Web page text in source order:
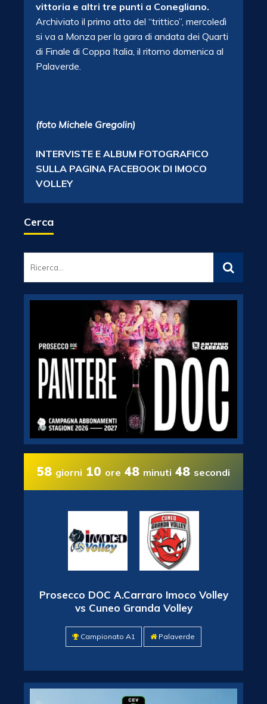
vittoria e altri tre punti a Conegliano.
Archiviato il primo atto del “trittico”, mercoledì
si va a Monza per la gara di andata dei Quarti
di Finale di Coppa Italia, il ritorno domenica al
Palaverde.
(foto Michele Gregolin)
INTERVISTE E ALBUM FOTOGRAFICO
SULLA PAGINA FACEBOOK DI IMOCO
VOLLEY
Cerca
58 giorni 10 ore 48 minuti 48 secondi
Prosecco DOC A.Carraro Imoco Volley
vs Cuneo Granda Volley
Campionato A1 Palaverde